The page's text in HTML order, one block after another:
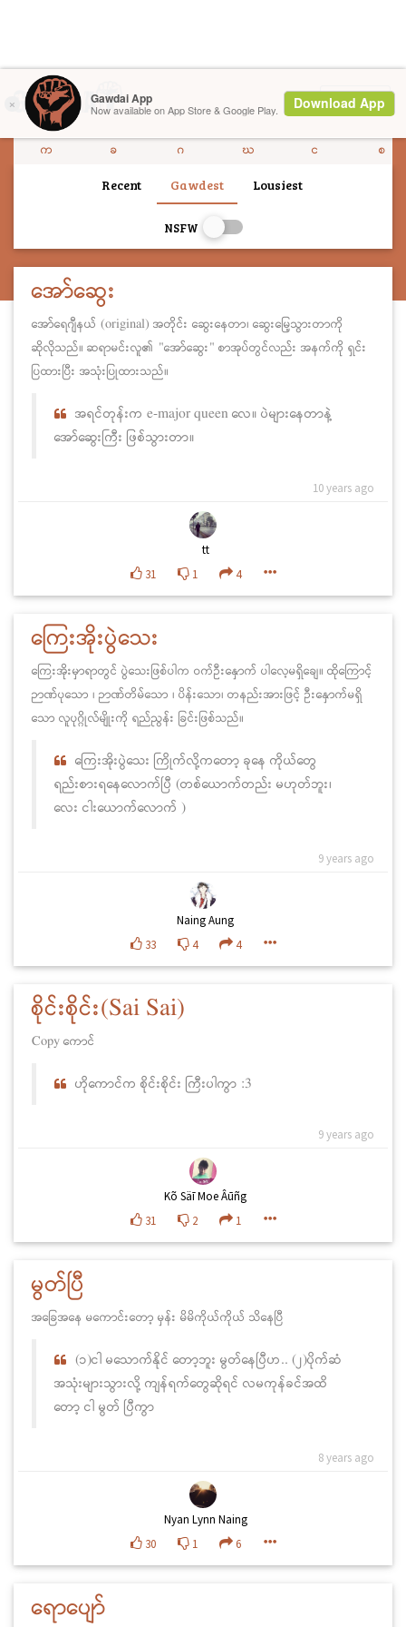
Menu
က ခ ဂ ဃ င
စ
Recent
Gawdest Lousiest
NSFW
အော်ဆွေး
အော်ရေဂျီနယ် (original) အတိုင်း ဆွေးနေတာ၊ ဆွေးမြေ့သွားတာကို
ဆိုလိုသည်။ ဆရာမင်းလူ၏ "အော်ဆွေး" စာအုပ်တွင်လည်း အနက်ကို ရှင်း
ပြထားပြီး အသုံးပြုထားသည်။
အရင်တုန်းက e-major queen လေ။ ပဲများနေတာနဲ့
အော်ဆွေးကြီး ဖြစ်သွားတာ။
10 years ago
tt
31
1 4
ကြေးအိုးပွဲသေး
ကြေးအိုးမှာရာတွင် ပွဲသေးဖြစ်ပါက ဝက်ဦးနှောက် ပါလေ့မရှိချေ။ ထိုကြောင့်
ဉာဏ်ပုသော ၊ ဉာဏ်တိမ်သော ၊ ပိန်းသော၊ တနည်းအားဖြင့် ဦးနှောက်မရှိ
သော လူပုဂ္ဂိုလ်မျိုးကို ရည်ညွန်း ခြင်းဖြစ်သည်။
ကြေးအိုးပွဲသေး ကြိုက်လို့ကတော့ ခုနေ ကိုယ်တွေ
ရည်းစားရနေလောက်ပြီ (တစ်ယောက်တည်း မဟုတ်ဘူး၊
လေး ငါးယောက်လောက် )
9 years ago
Naing Aung
33
4 4
စိုင်းစိုင်း(Sai Sai)
Copy ကောင်
ဟိုကောင်က စိုင်းစိုင်း ကြီးပါကွာ :3
9 years ago
Kõ Säī Moe Âūñg
31
2 1
မွတ်ပြီ
အခြေအနေ မကောင်းတော့ မှန်း မိမိကိုယ်ကိုယ် သိနေပြီ
(၁)ငါ မသောက်နိုင် တော့ဘူး မွတ်နေပြီဟ.. (၂)ပိုက်ဆံ
အသုံးများသွားလို့ ကျန်ရက်တွေဆိုရင် လမကုန်ခင်အထိ
တော့ ငါ မွတ် ပြီကွာ
8 years ago
Nyan Lynn Naing
30
1 6
ရောပျော်